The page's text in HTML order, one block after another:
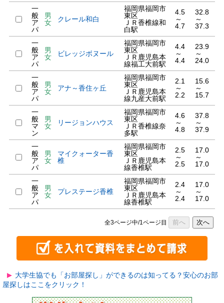
一
般
ア
パ
男
女
クレール和白
福岡県福岡市
東区
ＪＲ香椎線和
白駅
4.5
～
4.7
32.8
～
37.3
一
般
ア
パ
男
女
ビレッジボヌール
福岡県福岡市
東区
ＪＲ鹿児島本
線福工大前駅
4.4
～
4.4
23.9
～
24.0
一
般
ア
パ
男
女
アナ～香住ヶ丘
福岡県福岡市
東区
ＪＲ鹿児島本
線九産大前駅
2.1
～
2.2
15.6
～
15.7
一
般
マ
ン
男
女
リージョンハウス
福岡県福岡市
東区
ＪＲ香椎線奈
多駅
4.6
～
4.8
37.8
～
37.9
一
般
ア
パ
男
女
マイクォーター香
椎
福岡県福岡市
東区
ＪＲ鹿児島本
線香椎駅
2.5
～
2.5
17.0
～
17.0
一
般
ア
パ
男
女
プレステージ香椎
福岡県福岡市
東区
ＪＲ鹿児島本
線香椎駅
2.4
～
2.4
17.0
～
17.0
全3ページ中/1ページ目 前へ 次へ
大学生協でも「お部屋探し」ができるのは知ってる？安心のお部
屋探しはここをクリック！